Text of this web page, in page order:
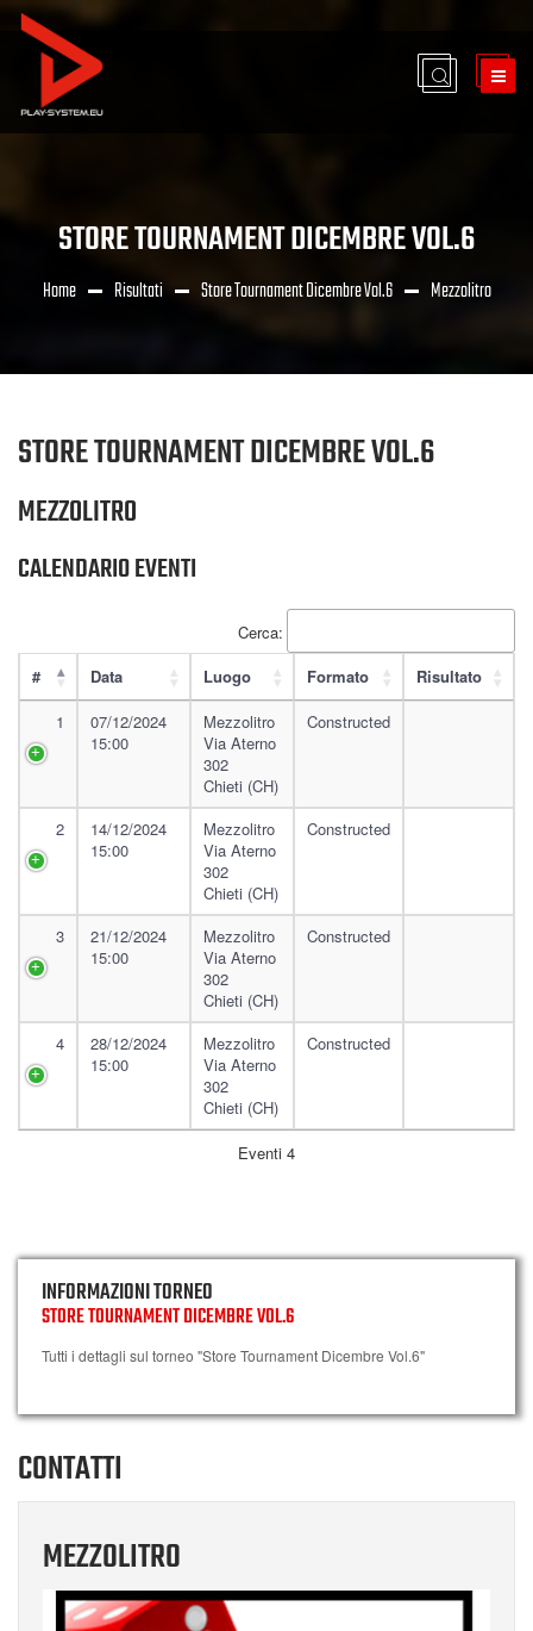
STORE TOURNAMENT DICEMBRE VOL.6
Home Risultati Store Tournament Dicembre Vol.6 Mezzolitro
STORE TOURNAMENT DICEMBRE VOL.6
MEZZOLITRO
CALENDARIO EVENTI
Cerca:
#
Data Luogo Formato
Risultato
1
07/12/2024
15:00
Mezzolitro
Via Aterno
302
Chieti (CH)
Constructed
2
14/12/2024
15:00
Mezzolitro
Via Aterno
302
Chieti (CH)
Constructed
3
21/12/2024
15:00
Mezzolitro
Via Aterno
302
Chieti (CH)
Constructed
4
28/12/2024
15:00
Mezzolitro
Via Aterno
302
Chieti (CH)
Constructed
Eventi 4
INFORMAZIONI TORNEO
STORE TOURNAMENT DICEMBRE VOL.6
Tutti i dettagli sul torneo "Store Tournament Dicembre Vol.6"
CONTATTI
MEZZOLITRO